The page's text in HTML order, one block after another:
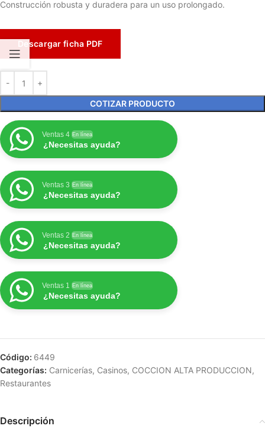
Construcción robusta y duradera para un uso prolongado.
Descargar ficha PDF
COTIZAR PRODUCTO
Ventas 4 En línea
¿Necesitas ayuda?
Ventas 3 En línea
¿Necesitas ayuda?
Ventas 2 En línea
¿Necesitas ayuda?
Ventas 1 En línea
¿Necesitas ayuda?
Código: 6449
Categorías: Carnicerías, Casinos, COCCION ALTA PRODUCCION,
Restaurantes
Descripción